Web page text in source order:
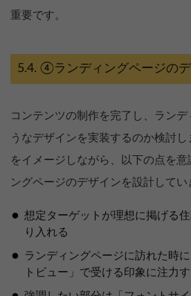
重要です。
④ランディングページの
コンテンツの制作を完了し、ランデ
うなデザインを実装するのか検討し
をイメージしながら、以下の点を
ングページのデザインを設計してい
想定ターゲットが理想に掲げる
り入れる
ランディングページに訪れた時
トビュー」で受ける印象に注力